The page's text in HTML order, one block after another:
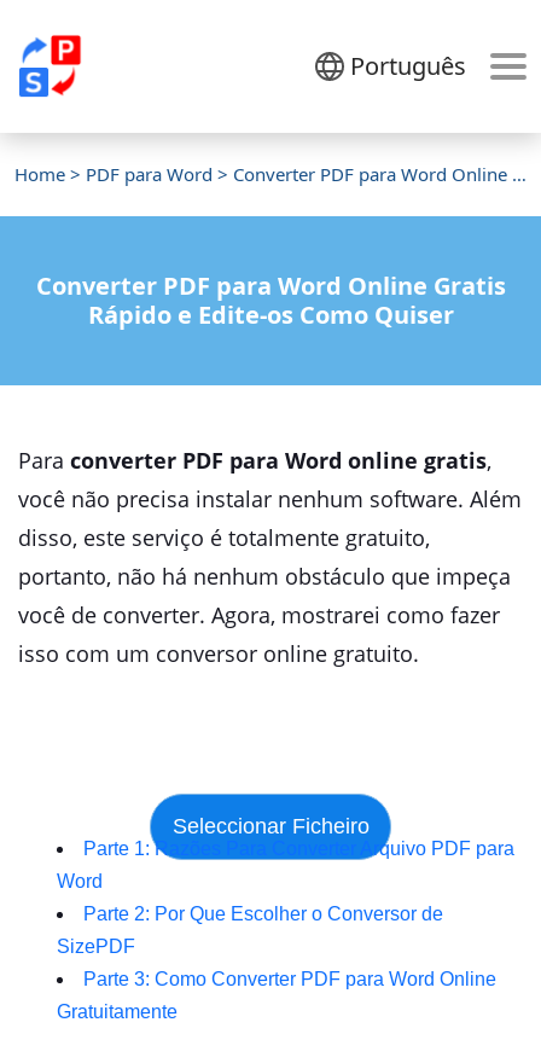
Português
Home > PDF para Word > Converter PDF para Word Online Gratis
Converter PDF para Word Online Gratis
Rápido e Edite-os Como Quiser
Para converter PDF para Word online gratis,
você não precisa instalar nenhum software. Além
disso, este serviço é totalmente gratuito,
portanto, não há nenhum obstáculo que impeça
você de converter. Agora, mostrarei como fazer
isso com um conversor online gratuito.
Parte 1: Razões Para Converter Arquivo PDF para
Word
Parte 2: Por Que Escolher o Conversor de
SizePDF
Parte 3: Como Converter PDF para Word Online
Gratuitamente